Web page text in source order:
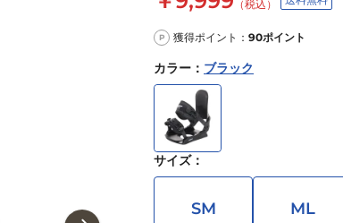
（税込）
P 獲得ポイント： 90ポイント
カラー ： ブラック
サイズ：
SM ML